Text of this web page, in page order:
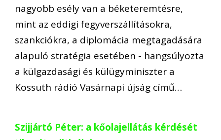
nagyobb esély van a béketeremtésre,
mint az eddigi fegyverszállításokra,
szankciókra, a diplomácia megtagadására
alapuló stratégia esetében - hangsúlyozta
a külgazdasági és külügyminiszter a
Kossuth rádió Vasárnapi újság című…
Szijjártó Péter: a kőolajellátás kérdését